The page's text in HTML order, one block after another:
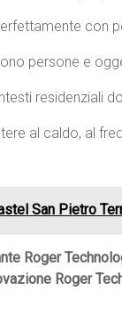
con
persone e
residenziali
al caldo, al
San Pietro
Roger
Roger